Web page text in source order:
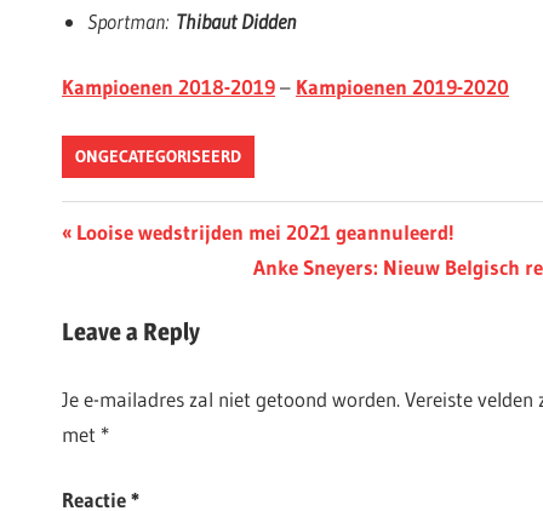
Sportman: Thibaut Didden
Kampioenen 2018-2019– Kampioenen 2019-2020
ONGECATEGORISEERD
Berichtnavigatie
Previous
Looise wedstrijden mei 2021 geannuleerd!
Next
Anke Sneyers: Nieuw Belgisch
Leave a Reply
Je e-mailadres zal niet getoond worden.Vereiste velden
met *
Reactie*